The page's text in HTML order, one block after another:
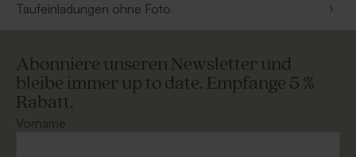
Taufeinladungen ohne Foto
Abonniere unseren Newsletter und
bleibe immer up to date. Empfange 5 %
Rabatt.
Vorname